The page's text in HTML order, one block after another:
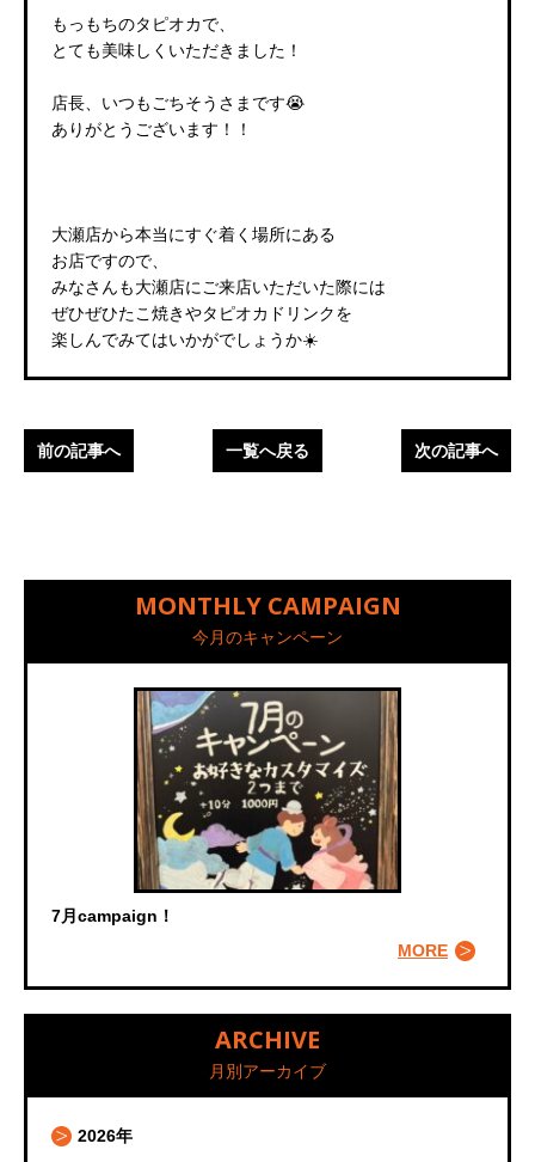
もっもちのタピオカで、
とても美味しくいただきました！
店長、いつもごちそうさまです😭
ありがとうございます！！
大瀬店から本当にすぐ着く場所にある
お店ですので、
みなさんも大瀬店にご来店いただいた際には
ぜひぜひたこ焼きやタピオカドリンクを
楽しんでみてはいかがでしょうか☀️
前の記事へ 一覧へ戻る 次の記事へ
MONTHLY CAMPAIGN
今月のキャンペーン
7月campaign！
MORE
ARCHIVE
月別アーカイブ
2026年